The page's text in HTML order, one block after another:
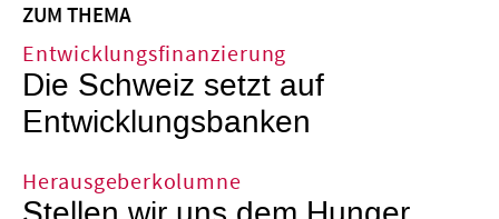
ZUM THEMA
Entwicklungsfinanzierung
Die Schweiz setzt auf
Entwicklungsbanken
Herausgeberkolumne